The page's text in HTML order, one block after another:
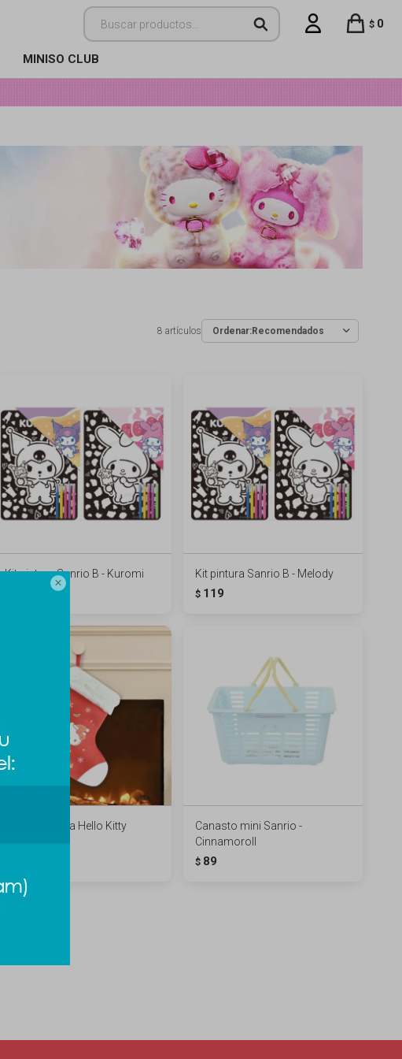

MINISO CLUB
$ 0
8 artículos Recomendados
Kit pintura Sanrio B - Kuromi Kit pintura Sanrio B - Melody
$ 119
Bota navideña Hello Kitty
Canasto mini Sanrio -
Cinnamoroll
$ 89